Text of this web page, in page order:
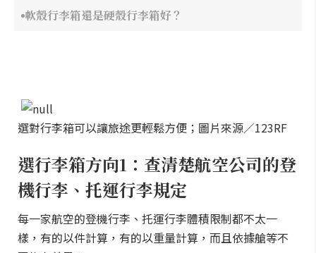
軟殼行李箱還是硬殼行李箱好？
選對行李箱可以讓旅途更輕鬆方便；圖片來源／123RF
選行李箱方向1：查清楚航空公司的登
機行李、托運行李規定
每一家航空的登機行李、托運行李體積限制都不太一
樣，有的以件計算，有的以重量計算，而且依據艙等不